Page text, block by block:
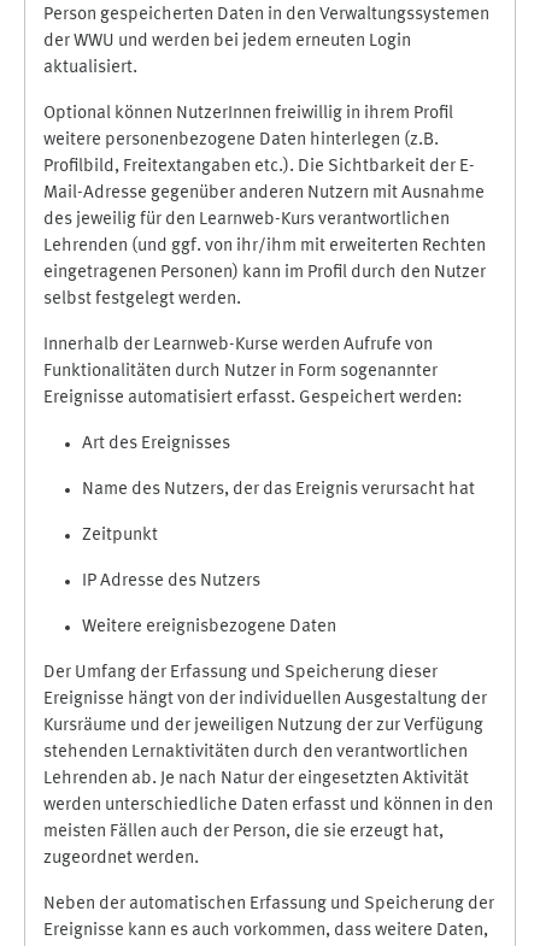
Person gespeicherten Daten in den Verwaltungssystemen
der WWU und werden bei jedem erneuten Login
aktualisiert.
Optional können NutzerInnen freiwillig in ihrem Profil
weitere personenbezogene Daten hinterlegen (z.B.
Profilbild, Freitextangaben etc.). Die Sichtbarkeit der E-
Mail-Adresse gegenüber anderen Nutzern mit Ausnahme
des jeweilig für den Learnweb-Kurs verantwortlichen
Lehrenden (und ggf. von ihr/ihm mit erweiterten Rechten
eingetragenen Personen) kann im Profil durch den Nutzer
selbst festgelegt werden.
Innerhalb der Learnweb-Kurse werden Aufrufe von
Funktionalitäten durch Nutzer in Form sogenannter
Ereignisse automatisiert erfasst. Gespeichert werden:
Art des Ereignisses
Name des Nutzers, der das Ereignis verursacht hat
Zeitpunkt
IP Adresse des Nutzers
Weitere ereignisbezogene Daten
Der Umfang der Erfassung und Speicherung dieser
Ereignisse hängt von der individuellen Ausgestaltung der
Kursräume und der jeweiligen Nutzung der zur Verfügung
stehenden Lernaktivitäten durch den verantwortlichen
Lehrenden ab. Je nach Natur der eingesetzten Aktivität
werden unterschiedliche Daten erfasst und können in den
meisten Fällen auch der Person, die sie erzeugt hat,
zugeordnet werden.
Neben der automatischen Erfassung und Speicherung der
Ereignisse kann es auch vorkommen, dass weitere Daten,